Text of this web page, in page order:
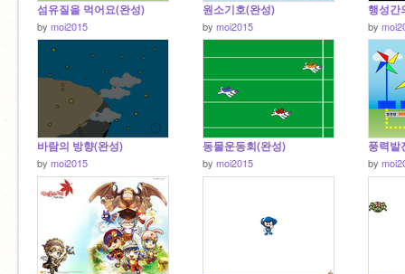
섬유질을 먹어요(완성)
by moi2015
원소기호(완성)
by moi2015
행성간
by
바람의 방향(완성)
by moi2015
동물운동회(완성)
by moi2015
풍력발
by